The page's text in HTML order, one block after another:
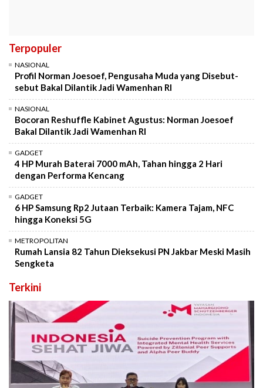
Terpopuler
NASIONAL
Profil Norman Joesoef, Pengusaha Muda yang Disebut-
sebut Bakal Dilantik Jadi Wamenhan RI
NASIONAL
Bocoran Reshuffle Kabinet Agustus: Norman Joesoef
Bakal Dilantik Jadi Wamenhan RI
GADGET
4 HP Murah Baterai 7000 mAh, Tahan hingga 2 Hari
dengan Performa Kencang
GADGET
6 HP Samsung Rp2 Jutaan Terbaik: Kamera Tajam, NFC
hingga Koneksi 5G
METROPOLITAN
Rumah Lansia 82 Tahun Dieksekusi PN Jakbar Meski Masih
Sengketa
Terkini